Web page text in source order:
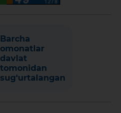
Barcha
omonatlar
davlat
tomonidan
sug‘urtalangan